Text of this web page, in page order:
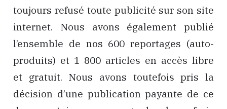
toujours refusé toute publicité sur son site
internet. Nous avons également publié
l’ensemble de nos 600 reportages (auto-
produits) et 1 800 articles en accès libre
et gratuit. Nous avons toutefois pris la
décision d’une publication payante de ce